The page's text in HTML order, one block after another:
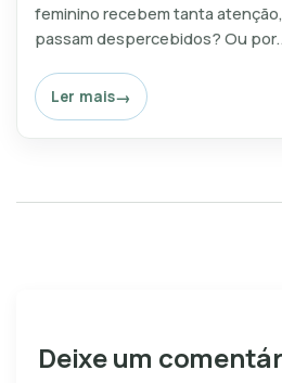
feminino recebem tanta
passam despercebidos? Ou
Ler mais
Deixe um